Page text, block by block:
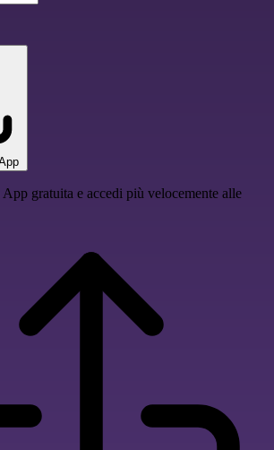
App gratuita e accedi più velocemente alle